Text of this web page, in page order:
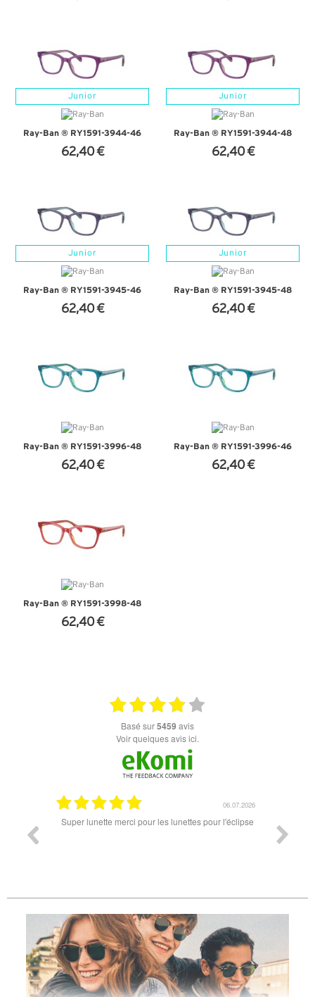
Junior
Ray-Ban ® RY1591-3944-46
62,40 €
Junior
Ray-Ban ® RY1591-3944-48
62,40 €
Junior
Ray-Ban ® RY1591-3945-46
62,40 €
Junior
Ray-Ban ® RY1591-3945-48
62,40 €
Ray-Ban ® RY1591-3996-48
62,40 €
Ray-Ban ® RY1591-3996-46
62,40 €
Ray-Ban ® RY1591-3998-48
62,40 €
basé sur5459 avis
Voir quelques avis ici.
06.07.2026
Super lunette merci pour les lunettes pour l'éclipse